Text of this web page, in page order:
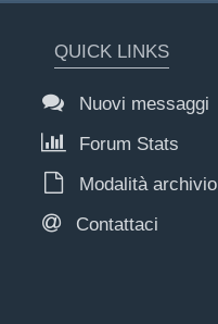
QUICK LINKS
Nuovi messaggi
Forum Stats
Modalità archivio
Contattaci